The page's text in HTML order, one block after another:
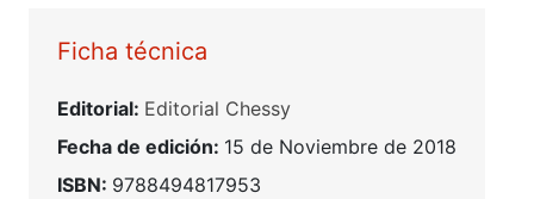
Ficha técnica
Editorial: Editorial Chessy
Fecha de edición: 15 de Noviembre de 2018
ISBN: 9788494817953